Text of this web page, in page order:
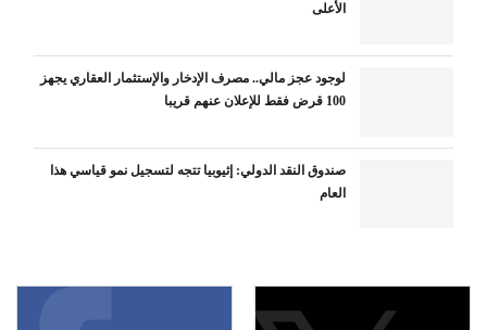
الأعلى
لوجود عجز مالي.. مصرف الإدخار والإستثمار العقاري يجهز
100 قرض فقط للإعلان عنهم قريبا
صندوق النقد الدولي: إثيوبيا تتجه لتسجيل نمو قياسي هذا
العام